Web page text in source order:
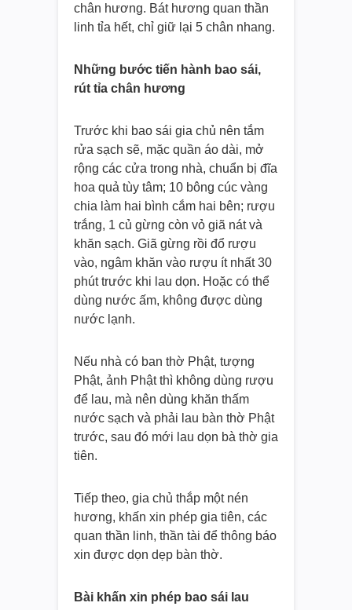
chân hương. Bát hương quan thần
linh tỉa hết, chỉ giữ lại 5 chân nhang.
Những bước tiến hành bao sái,
rút tỉa chân hương
Trước khi bao sái gia chủ nên tắm
rửa sạch sẽ, mặc quần áo dài, mở
rộng các cửa trong nhà, chuẩn bị đĩa
hoa quả tùy tâm; 10 bông cúc vàng
chia làm hai bình cắm hai bên; rượu
trắng, 1 củ gừng còn vỏ giã nát và
khăn sạch. Giã gừng rồi đổ rượu
vào, ngâm khăn vào rượu ít nhất 30
phút trước khi lau dọn. Hoặc có thể
dùng nước ấm, không được dùng
nước lạnh.
Nếu nhà có ban thờ Phật, tượng
Phật, ảnh Phật thì không dùng rượu
để lau, mà nên dùng khăn thấm
nước sạch và phải lau bàn thờ Phật
trước, sau đó mới lau dọn bà thờ gia
tiên.
Tiếp theo, gia chủ thắp một nén
hương, khấn xin phép gia tiên, các
quan thần linh, thần tài để thông báo
xin được dọn dẹp bàn thờ.
Bài khấn xin phép bao sái lau